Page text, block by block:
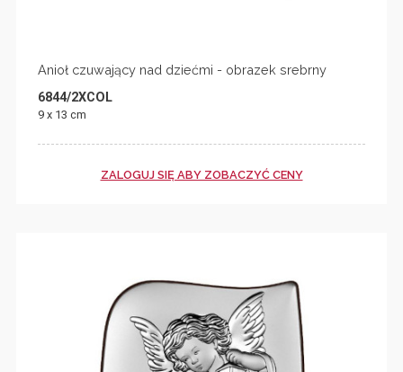
Anioł czuwający nad dziećmi - obrazek srebrny
6844/2XCOL
9 x 13 cm
ZALOGUJ SIĘ ABY ZOBACZYĆ CENY